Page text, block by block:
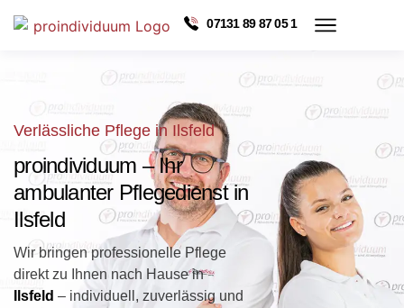
07131 89 87 05 1
Verlässliche Pflege in Ilsfeld
proindividuum – Ihr
ambulanter Pflegedienst in
Ilsfeld
Wir bringen professionelle Pflege
direkt zu Ihnen nach Hause in
Ilsfeld – individuell, zuverlässig und